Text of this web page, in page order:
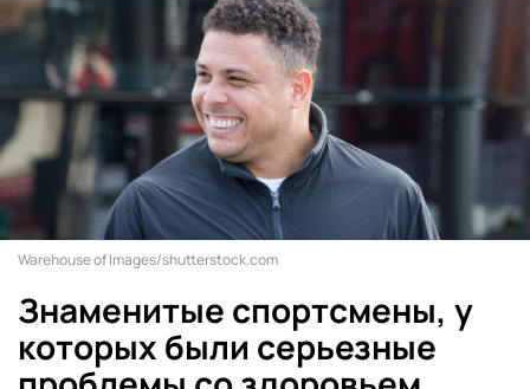
Warehouse of Images/shutterstock.com
Знаменитые спортсмены, у
которых были серьезные